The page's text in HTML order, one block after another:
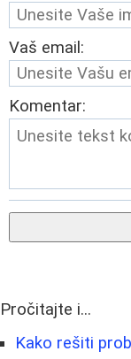
Vaš email:
Komentar:
Pročitajte i...
Kako rešiti